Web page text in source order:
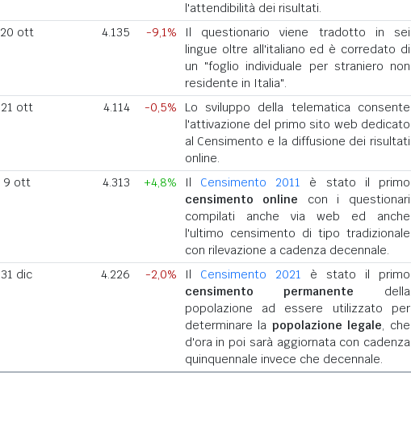
l'attendibilità dei risultati.
20 ott 4.135 -9,1%
Il questionario viene tradotto in sei
lingue oltre all'italiano ed è corredato di
un "foglio individuale per straniero non
residente in Italia".
21 ott 4.114 -0,5%
Lo sviluppo della telematica consente
l'attivazione del primo sito web dedicato
al Censimento e la diffusione dei risultati
online.
9 ott 4.313 +4,8% Il Censimento 2011 è stato il primo
censimento online con i questionari
compilati anche via web ed anche
l'ultimo censimento di tipo tradizionale
con rilevazione a cadenza decennale.
31 dic 4.226 -2,0% Il Censimento 2021 è stato il primo
censimento permanente della
popolazione ad essere utilizzato per
determinare la popolazione legale, che
d'ora in poi sarà aggiornata con cadenza
quinquennale invece che decennale.